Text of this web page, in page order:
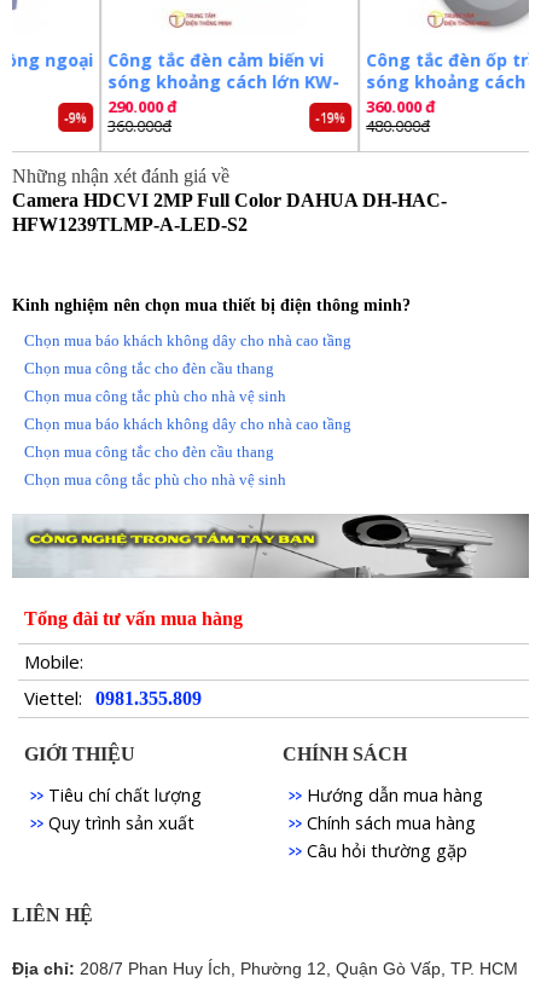
Đặt mua ngay cameraDAHUA DH-HAC-HFW1239TLMP-
để
được hỗ trợ tốt nhất. Tham khảo thêm hình và thông tin tại:
http://trungtamdienthongminh.com/
Tags: Camera dahua Camera ghi hình
Camera
Camera an ninh
Camera quan sát
Công tắc đèn cảm biến vi
sóng khoảng cách lớn KW-
RS02D
290.000 đ
360.000đ
Công tắc đèn ốp trần vi
sóng khoảng cách lớn
RS03B
360.000 đ
480.000đ
Những nhận xét đánh giá về
Camera HDCVI 2MP Full Color DAHUA DH-HAC-
HFW1239TLMP-A-LED-S2
Kinh nghiệm nên chọn mua thiết bị điện thông minh?
Chọn mua báo khách không dây cho nhà cao tầng
Chọn mua công tắc cho đèn cầu thang
Chọn mua công tắc phù cho nhà vệ sinh
Chọn mua báo khách không dây cho nhà cao tầng
Chọn mua công tắc cho đèn cầu thang
Chọn mua công tắc phù cho nhà vệ sinh
Tổng đài tư vấn mua hàng
Mobile:
Viettel:
0981.355.809
GIỚI THIỆU
Tiêu chí chất lượng
Quy trình sản xuất
CHÍNH SÁCH
Hướng dẫn mua hàng
Chính sách mua hàng
Câu hỏi thường gặp
LIÊN HỆ
Địa chỉ: 208/7 Phan Huy Ích, Phường 12, Quận Gò Vấp, TP. HCM